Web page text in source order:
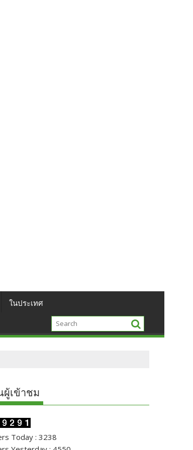
ในประเทศ
ผู้เข้าชม
Today : 3238